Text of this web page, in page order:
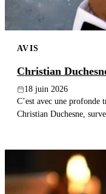
AVIS
Christian
18 juin 2026
C’est avec une profonde
Christian Duchesne,